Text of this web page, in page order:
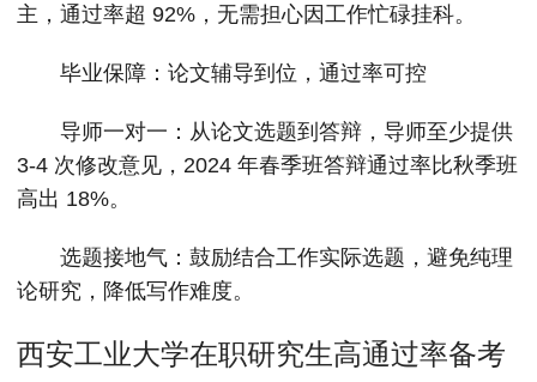
主，通过率超 92%，无需担心因工作忙碌挂科。
毕业保障：论文辅导到位，通过率可控
导师一对一：从论文选题到答辩，导师至少提供
3-4 次修改意见，2024 年春季班答辩通过率比秋季班
高出 18%。
选题接地气：鼓励结合工作实际选题，避免纯理
论研究，降低写作难度。
西安工业大学在职研究生高通过率备考